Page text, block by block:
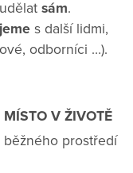
sám.
s další lidmi,
odborníci …).
V ŽIVOTĚ
běžného prostředí